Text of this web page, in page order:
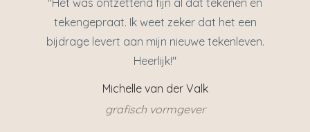
"Het was ontzettend fijn al dat tekenen en
tekengepraat. Ik weet zeker dat het een
bijdrage levert aan mijn nieuwe tekenleven.
Heerlijk!"
Michelle van der Valk
grafisch vormgever